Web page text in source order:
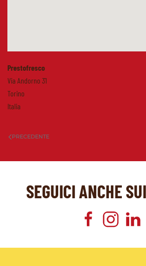
Prestofresco
Via Andorno 31
Torino
Italia
PRECEDENTE
SEGUICI ANCHE